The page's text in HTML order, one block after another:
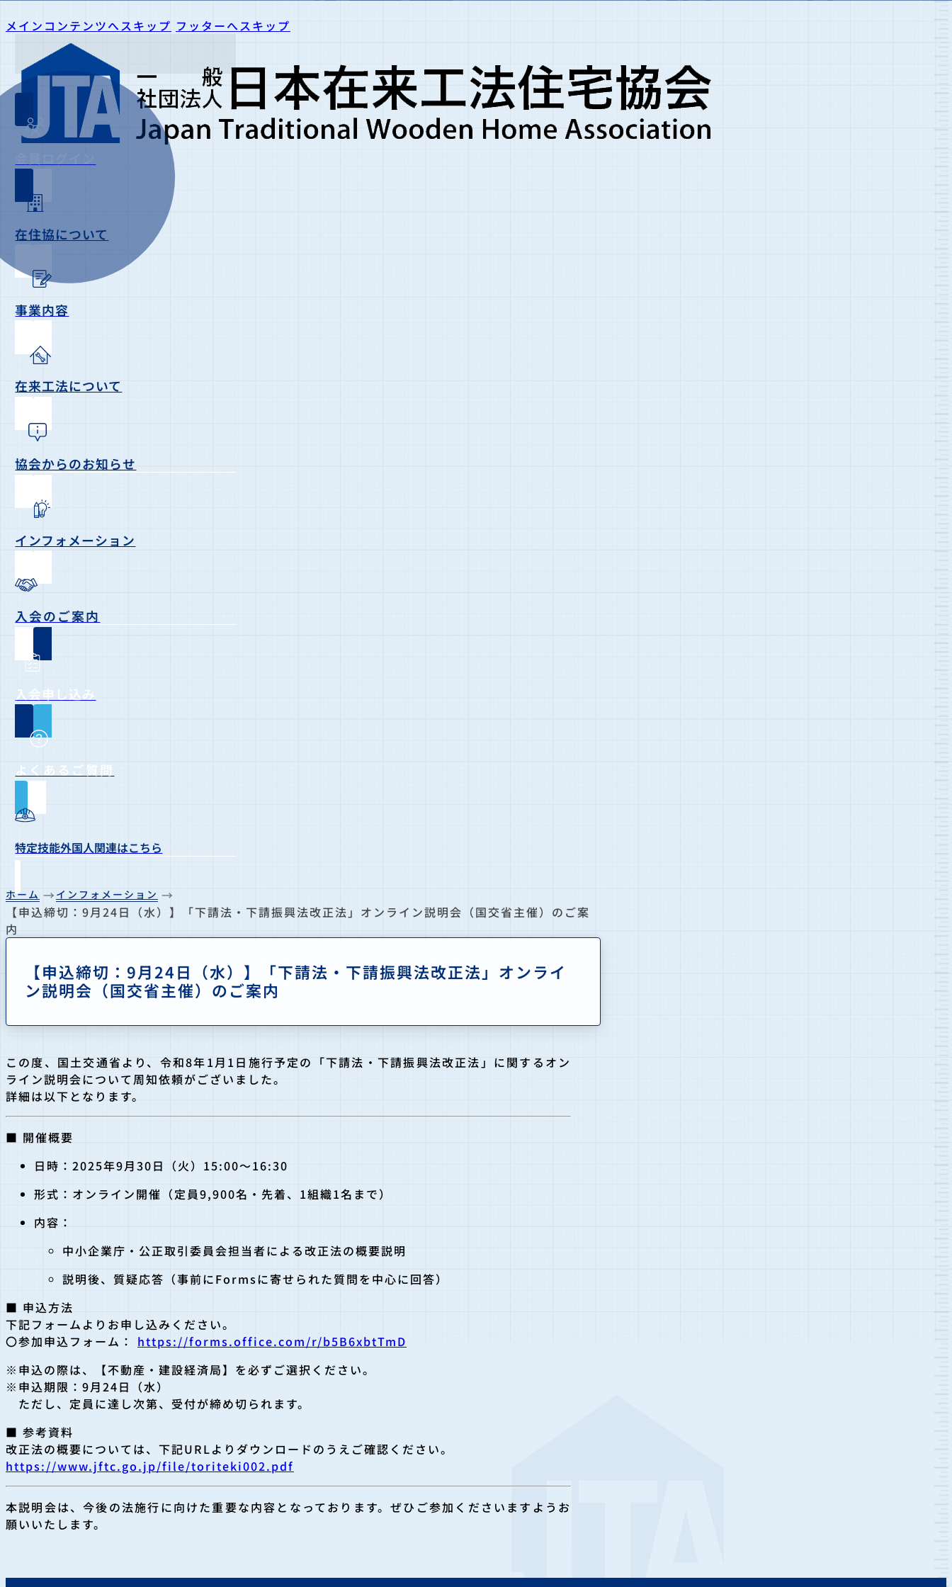
メインコンテンツへスキップ フッターへスキップ
在住協について
事業内容
在来工法について
協会からのお知らせ
インフォメーション
入会のご案内
入会申し込み
よくあるご質問
特定技能外国人関連はこちら
ホーム インフォメーション
【申込締切：9月24日（水）】「下請法・下請振興法改正法」オンライン説明会（国交省主催）のご案
内
【申込締切：9月24日（水）】「下請法・下請振興法改正法」オンライ
ン説明会（国交省主催）のご案内
この度、国土交通省より、令和8年1月1日施行予定の「下請法・下請振興法改正法」に関するオン
ライン説明会について周知依頼がございました。
詳細は以下となります。
■ 開催概要
日時：2025年9月30日（火）15:00～16:30
形式：オンライン開催（定員9,900名・先着、1組織1名まで）
内容：
中小企業庁・公正取引委員会担当者による改正法の概要説明
説明後、質疑応答（事前にFormsに寄せられた質問を中心に回答）
■ 申込方法
下記フォームよりお申し込みください。
〇参加申込フォーム： https://forms.office.com/r/b5B6xbtTmD
※申込の際は、【不動産・建設経済局】を必ずご選択ください。
※申込期限：9月24日（水）
ただし、定員に達し次第、受付が締め切られます。
■ 参考資料
改正法の概要については、下記URLよりダウンロードのうえご確認ください。
https://www.jftc.go.jp/file/toriteki002.pdf
本説明会は、今後の法施行に向けた重要な内容となっております。ぜひご参加くださいますようお
願いいたします。